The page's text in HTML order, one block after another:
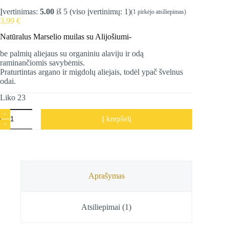
Įvertinimas: 5.00 iš 5 (viso įvertinimų: 1)(1 pirkėjo atsiliepimas)
3,99 €
Natūralus Marselio muilas su Alijošiumi-
be palmių aliejaus su organiniu alaviju ir odą
raminančiomis savybėmis.
Praturtintas argano ir migdolų aliejais, todėl ypač švelnus
odai.
Liko 23
produkto
kiekis:
Natūralus
Į krepšelį
Aprašymas
Atsiliepimai (1)